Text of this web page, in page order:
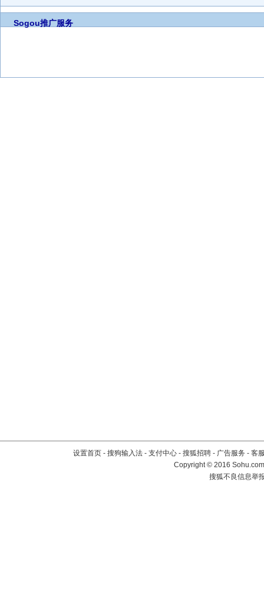
Sogou推广服务
设置首页 - 搜狗输入法 - 支付中心 - 搜狐招聘 - 广告服务 - 客
Copyright©2016
搜狐不良信息举